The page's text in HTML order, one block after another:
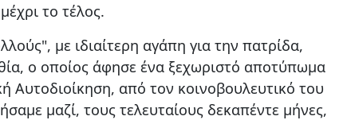
το τέλος.
με ιδιαίτερη αγάπη για την πατρίδα,
ο οποίος άφησε ένα ξεχωριστό αποτύπωμα
Αυτοδιοίκηση, από τον κοινοβουλευτικό του
μαζί, τους τελευταίους δεκαπέντε μήνες,